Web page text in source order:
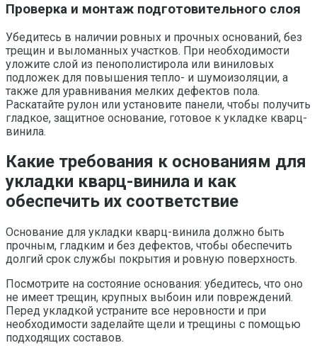
Проверка и монтаж подготовительного слоя
Убедитесь в наличии ровных и прочных оснований, без
трещин и выломанных участков. При необходимости
уложите слой из пенополистирола или виниловых
подложек для повышения тепло- и шумоизоляции, а
также для уравнивания мелких дефектов пола.
Раскатайте рулон или установите панели, чтобы получить
гладкое, защитное основание, готовое к укладке кварц-
винила.
Какие требования к основаниям для
укладки кварц-винила и как
обеспечить их соответствие
Основание для укладки кварц-винила должно быть
прочным, гладким и без дефектов, чтобы обеспечить
долгий срок службы покрытия и ровную поверхность.
Посмотрите на состояние основания: убедитесь, что оно
не имеет трещин, крупных выбоин или повреждений.
Перед укладкой устраните все неровности и при
необходимости заделайте щели и трещины с помощью
подходящих составов.